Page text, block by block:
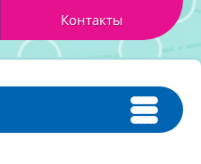
Контакты